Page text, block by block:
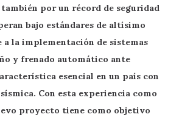
por un récord de seguridad
bajo estándares de altísimo
a la implementación de sistemas
y frenado automático ante
esencial en un país con
Con esta experiencia como
proyecto tiene como objetivo